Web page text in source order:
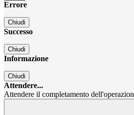
Errore
Chiudi
Successo
Chiudi
Informazione
Chiudi
Attendere...
Attendere il completamento